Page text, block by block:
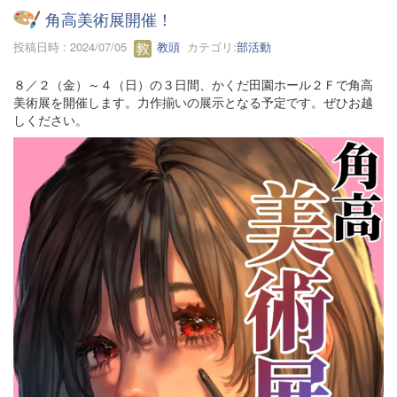
角高美術展開催！
投稿日時 : 2024/07/05 教頭 カテゴリ:部活動
８／２（金）～４（日）の３日間、かくだ田園ホール２Ｆで角高
美術展を開催します。力作揃いの展示となる予定です。ぜひお越
しください。